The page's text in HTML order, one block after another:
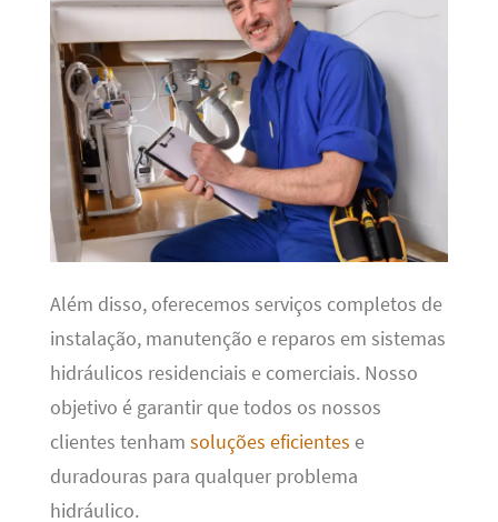
Além disso, oferecemos serviços completos de
instalação, manutenção e reparos em sistemas
hidráulicos residenciais e comerciais. Nosso
objetivo é garantir que todos os nossos
clientes tenham soluções eficientes e
duradouras para qualquer problema
hidráulico.